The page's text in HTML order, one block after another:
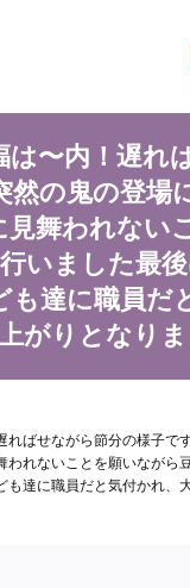
は〜内！遅れ
然の鬼の登場
見舞われない
いました最
も達に職員だ
がりとなりま
ればせながら節分の様子で
われないことを願いながら
も達に職員だと気付かれ、